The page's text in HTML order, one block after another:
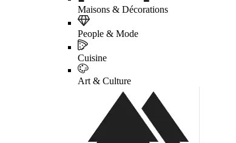
Maisons & Décorations
People & Mode
Cuisine
Art & Culture